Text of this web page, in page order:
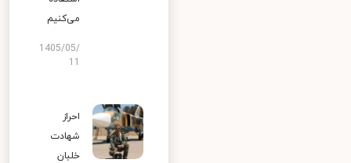
می‌کنیم
1405/05/
احراز
شهادت
خلبان